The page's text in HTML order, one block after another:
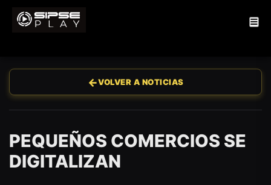
←VOLVER A NOTICIAS
PEQUEÑOS COMERCIOS SE
DIGITALIZAN